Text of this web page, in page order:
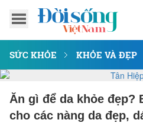
SỨC KHỎE KHỎE VÀ ĐẸP
Ăn gì để da khỏe đẹp?
cho các nàng da đẹp,